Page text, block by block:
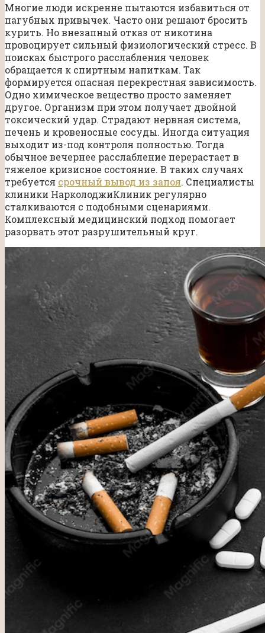
Многие люди искренне пытаются избавиться от
пагубных привычек. Часто они решают бросить
курить. Но внезапный отказ от никотина
провоцирует сильный физиологический стресс. В
поисках быстрого расслабления человек
обращается к спиртным напиткам. Так
формируется опасная перекрестная зависимость.
Одно химическое вещество просто заменяет
другое. Организм при этом получает двойной
токсический удар. Страдают нервная система,
печень и кровеносные сосуды. Иногда ситуация
выходит из-под контроля полностью. Тогда
обычное вечернее расслабление перерастает в
тяжелое кризисное состояние. В таких случаях
требуется срочный вывод из запоя. Специалисты
клиники НарколоджиКлиник регулярно
сталкиваются с подобными сценариями.
Комплексный медицинский подход помогает
разорвать этот разрушительный круг.